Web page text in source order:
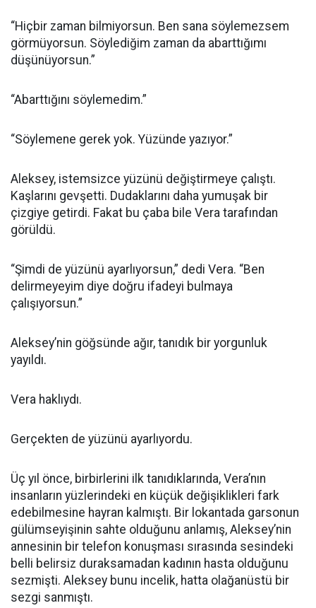
“Hiçbir zaman bilmiyorsun. Ben sana söylemezsem
görmüyorsun. Söylediğim zaman da abarttığımı
düşünüyorsun.”
“Abarttığını söylemedim.”
“Söylemene gerek yok. Yüzünde yazıyor.”
Aleksey, istemsizce yüzünü değiştirmeye çalıştı.
Kaşlarını gevşetti. Dudaklarını daha yumuşak bir
çizgiye getirdi. Fakat bu çaba bile Vera tarafından
görüldü.
“Şimdi de yüzünü ayarlıyorsun,” dedi Vera. “Ben
delirmeyeyim diye doğru ifadeyi bulmaya
çalışıyorsun.”
Aleksey’nin göğsünde ağır, tanıdık bir yorgunluk
yayıldı.
Vera haklıydı.
Gerçekten de yüzünü ayarlıyordu.
Üç yıl önce, birbirlerini ilk tanıdıklarında, Vera’nın
insanların yüzlerindeki en küçük değişiklikleri fark
edebilmesine hayran kalmıştı. Bir lokantada garsonun
gülümseyişinin sahte olduğunu anlamış, Aleksey’nin
annesinin bir telefon konuşması sırasında sesindeki
belli belirsiz duraksamadan kadının hasta olduğunu
sezmişti. Aleksey bunu incelik, hatta olağanüstü bir
sezgi sanmıştı.